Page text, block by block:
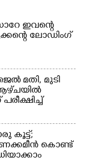
ഇവന്റെ
ലോഡിംഗ്
മതി, മുടി
കൂട്ട്;
കൊണ്ട്